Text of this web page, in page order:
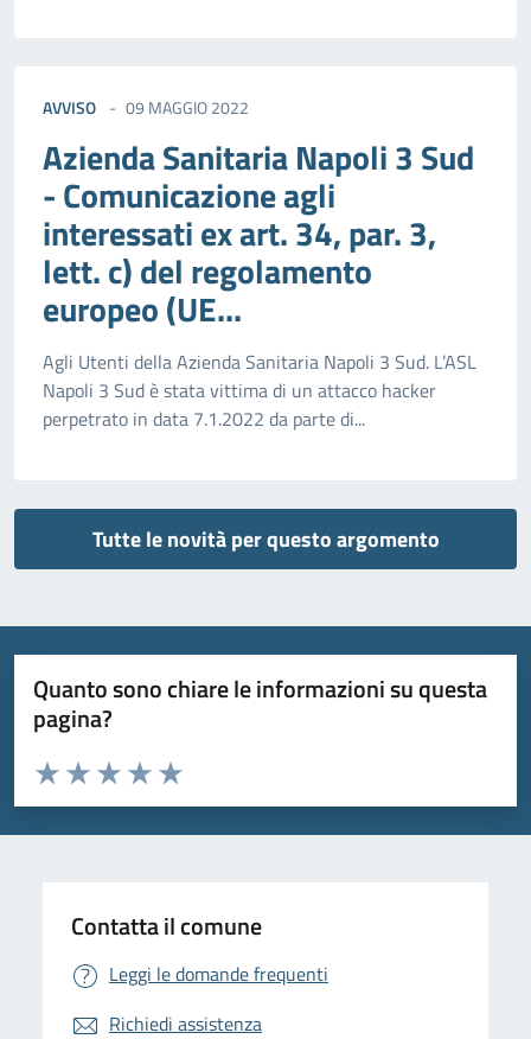
AVVISO 09 MAGGIO 2022
Azienda Sanitaria Napoli 3 Sud
- Comunicazione agli
interessati ex art. 34, par. 3,
lett. c) del regolamento
europeo (UE...
Agli Utenti della Azienda Sanitaria Napoli 3 Sud. L’ASL
Napoli 3 Sud è stata vittima di un attacco hacker
perpetrato in data 7.1.2022 da parte di...
Tutte le novità per questo argomento
Quanto sono chiare le informazioni su questa
pagina?
Valuta da 1 a 5 stelle la pagina
Valuta 5 stelle su 5
Valuta 4 stelle su 5
Valuta 3 stelle su 5
Valuta 2 stelle su 5
Valuta 1 stelle su 5
Contatta il comune
Leggi le domande frequenti
Richiedi assistenza